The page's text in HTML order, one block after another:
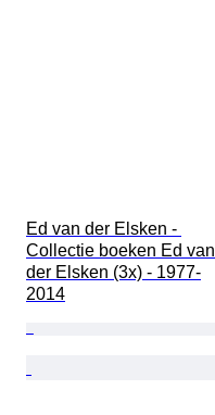
Ed van der Elsken -
Collectie boeken Ed van
der Elsken (3x) - 1977-
2014